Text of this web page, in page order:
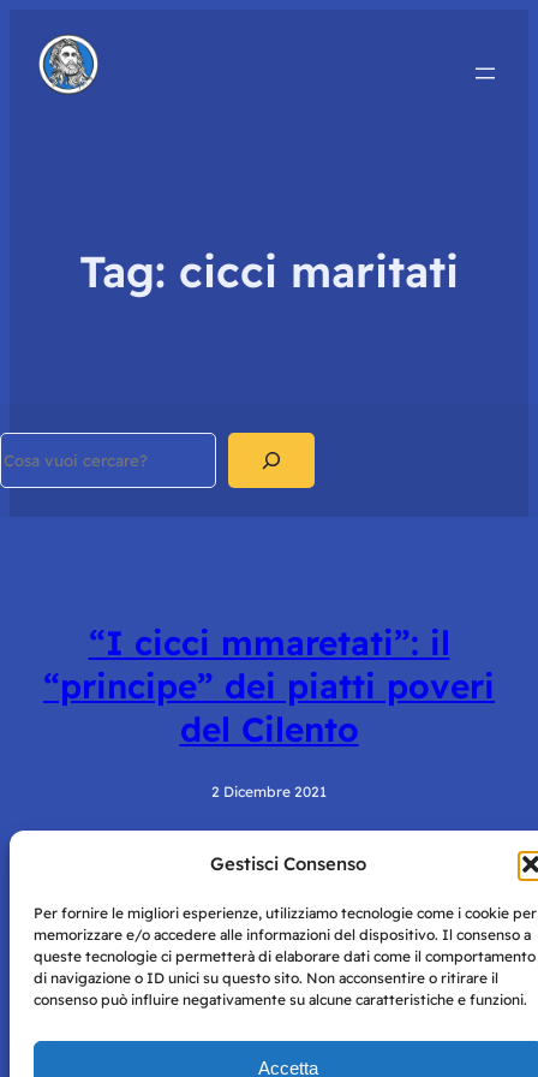
Gestisci Consenso
Per fornire le migliori esperienze, utilizziamo tecnologie come i cookie per
memorizzare e/o accedere alle informazioni del dispositivo. Il consenso a
queste tecnologie ci permetterà di elaborare dati come il comportamento
di navigazione o ID unici su questo sito. Non acconsentire o ritirare il
consenso può influire negativamente su alcune caratteristiche e funzioni.
Accetta
Tag: cicci maritati
“I cicci mmaretati”: il
“principe” dei piatti poveri
del Cilento
2 Dicembre 2021
Napoli con autorizzazione numero 38 del 25/9/2019.
Tutte le immagini e i contenuti su questo sito sono forniti